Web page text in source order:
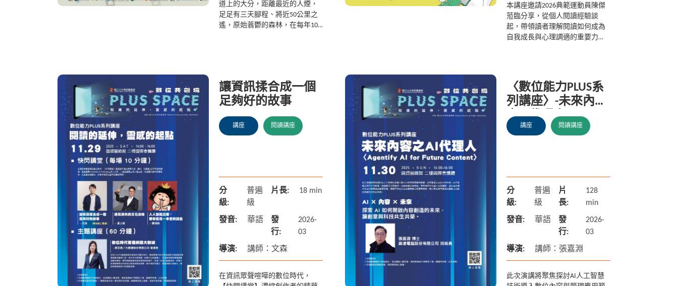
道上的大分，距離最近的人煙，
足足有三天腳程、將近50公里之
遙，原始蓊鬱的森林，在每年10
本講座邀請2026典範運動員陳傑
蒞臨分享，從個人閱讀經驗談
起，帶領讀者理解閱讀如何成為
自我成長與心理調適的重要力
享運...
讓資訊揉合成一個
足夠好的故事
講座 閱讀講座
分
級:
普遍
級
片長: 18 min
發音: 華語
發
行:
2026-
03
導演: 講師：文森
在資訊眾聲喧嘩的數位時代，
〈數位能力PLUS系
列講座〉-未來內容
之AI代理人
講座 閱讀講座
分
級:
普遍
級
片
長:
128
min
發音: 華語
發
行:
2026-
03
導演: 講師：張嘉淵
此次演講將聚焦探討AI人工智慧